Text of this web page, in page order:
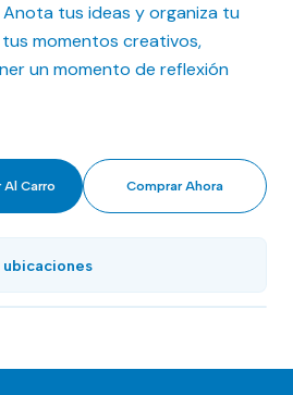
tus ideas y organiza tu
momentos creativos,
un momento de reflexión
Carro Comprar Ahora